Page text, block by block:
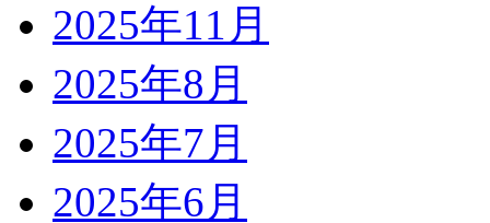
2025年11月
2025年8月
2025年7月
2025年6月